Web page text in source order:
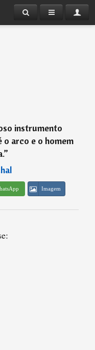
instrumento
o arco e o homem
”
Imagem